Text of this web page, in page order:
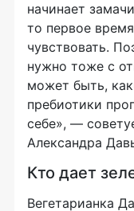
начинает
то первое
чувствовать.
нужно тоже с
может быть,
пребиотики
себе», —
Александра
Кто дает
Вегетарианка